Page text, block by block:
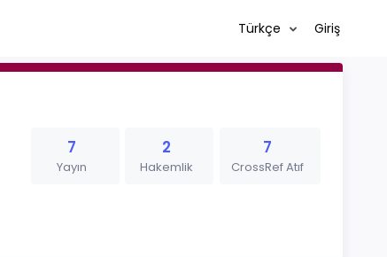
Türkçe Giriş
7
Yayın
2
Hakemlik
7
CrossRef Atıf